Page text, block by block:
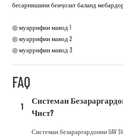
бесарнишини беиҷозат баланд
◎ муаррифии мавод 1
◎ муаррифии мавод 2
◎ муаррифии мавод 3
FAQ
1
Системаи
Чист?
Системаи безараргардонии UAV